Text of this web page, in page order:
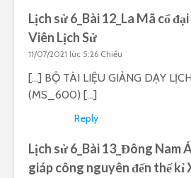
Lịch sử 6_Bài 12_La Mã cổ
Viên Lịch Sử
11/07/2021 lúc 5:26 Chiều
[…] BỘ TÀI LIỆU GIẢNG DẠY
(MS_600) […]
Reply
Lịch sử 6_Bài 13_Đông Nam
giáp công nguyên đến thế kỉ